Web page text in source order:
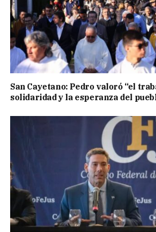
San Cayetano: Pedro valoró “el
solidaridad y la esperanza del